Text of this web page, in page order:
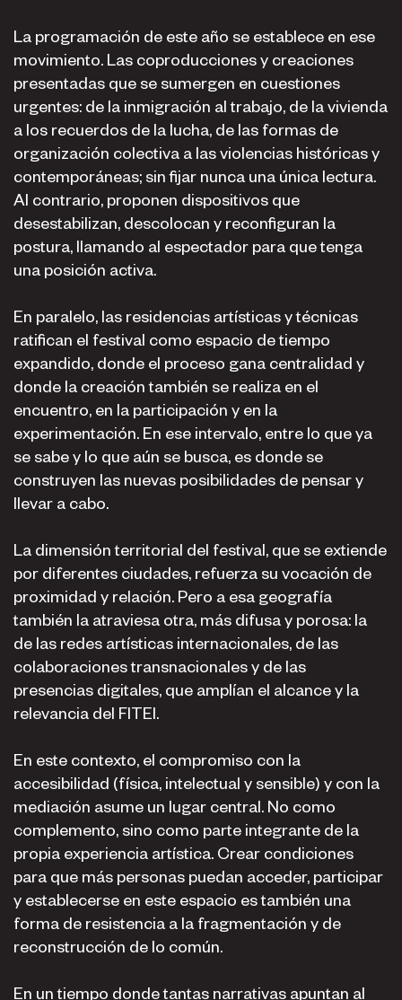
La programación de este año se establece en ese
movimiento. Las coproducciones y creaciones
presentadas que se sumergen en cuestiones
urgentes: de la inmigración al trabajo, de la vivienda
a los recuerdos de la lucha, de las formas de
organización colectiva a las violencias históricas y
contemporáneas; sin fijar nunca una única lectura.
Al contrario, proponen dispositivos que
desestabilizan, descolocan y reconfiguran la
postura, llamando al espectador para que tenga
una posición activa.
En paralelo, las residencias artísticas y técnicas
ratifican el festival como espacio de tiempo
expandido, donde el proceso gana centralidad y
donde la creación también se realiza en el
encuentro, en la participación y en la
experimentación. En ese intervalo, entre lo que ya
se sabe y lo que aún se busca, es donde se
construyen las nuevas posibilidades de pensar y
llevar a cabo.
La dimensión territorial del festival, que se extiende
por diferentes ciudades, refuerza su vocación de
proximidad y relación. Pero a esa geografía
también la atraviesa otra, más difusa y porosa: la
de las redes artísticas internacionales, de las
colaboraciones transnacionales y de las
presencias digitales, que amplían el alcance y la
relevancia del FITEI.
En este contexto, el compromiso con la
accesibilidad (física, intelectual y sensible) y con la
mediación asume un lugar central. No como
complemento, sino como parte integrante de la
propia experiencia artística. Crear condiciones
para que más personas puedan acceder, participar
y establecerse en este espacio es también una
forma de resistencia a la fragmentación y de
reconstrucción de lo común.
En un tiempo donde tantas narrativas apuntan al